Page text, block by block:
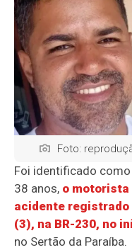
Foto:
Foi identificado como
38 anos, o motorista
acidente registrado
(3), na BR-230, no
no Sertão da Paraíba.